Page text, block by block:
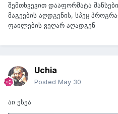
შემთხვევით დააფორმატა
მაგეების აღდგენის, სპეც
ფაილების ვეღარ აღადგენ
Uchia
Posted May 30
აი ესეა